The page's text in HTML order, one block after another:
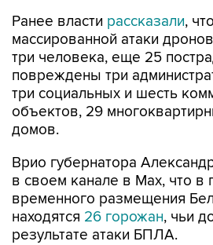
Ранее власти рассказали,
массированной атаки
три человека, еще 25
повреждены три
три социальных и шесть
объектов, 29
домов.
Врио губернатора
в своем канале в Мах, что в
временного размещения
находятся 26 горожан, чьи
результате атаки БПЛА.